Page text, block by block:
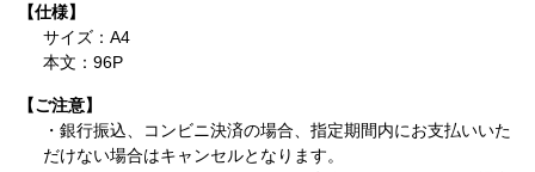
【仕様】
サイズ：A4
本文：96P
【ご注意】
・銀行振込、コンビニ決済の場合、指定期間内にお支払いいた
だけない場合はキャンセルとなります。